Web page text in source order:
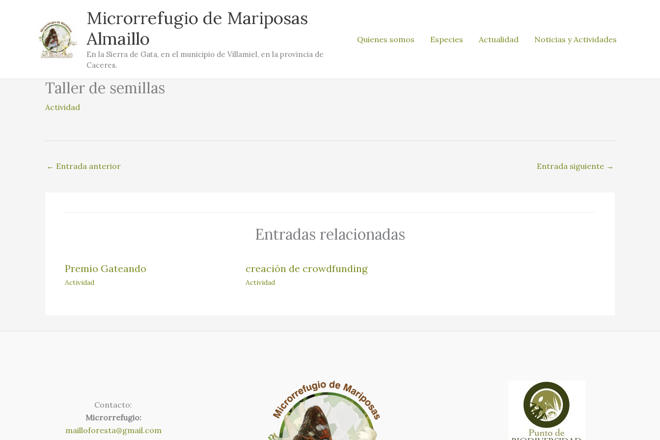
Microrrefugio de Mariposas
Almaillo
En la Sierra de Gata, en el municipio de Villamiel, en la provincia de
Caceres.
Quienes somos Especies Actualidad Noticias y Actividades
Taller de semillas
Actividad
← Entrada anterior Entrada siguiente →
Entradas relacionadas
Premio Gateando
Actividad
creación de crowdfunding
Actividad
Contacto:
Microrrefugio:
mailloforesta@gmail.com